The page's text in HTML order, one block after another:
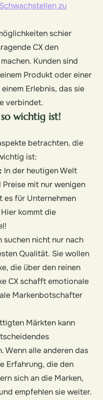
zu
schier
CX den
Kunden sind
Produkt oder einer
Erlebnis, das sie
verbindet.
wichtig ist!
betrachten, die
ist:
In der heutigen Welt
mit nur wenigen
es für Unternehmen
kommt die
suchen nicht nur nach
Qualität. Sie wollen
die über den reinen
CX schafft emotionale
Markenbotschafter
Märkten kann
Wenn alle anderen das
Erfahrung, die den
sich an die Marken,
empfehlen sie weiter.